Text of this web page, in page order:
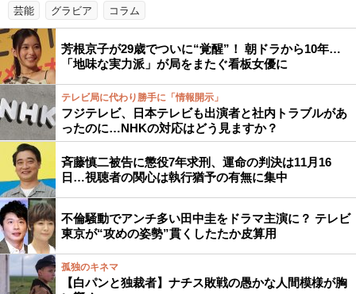
芸能 グラビア コラム
芳根京子が29歳でついに“覚醒”！ 朝ドラから10年…
「地味な実力派」が局をまたぐ看板女優に
テレビ局に代わり勝手に「情報開示」
フジテレビ、日本テレビも出演者と社内トラブルがあ
ったのに…NHKの対応はどう見ますか？
斉藤慎二被告に懲役7年求刑、運命の判決は11月16
日…視聴者の関心は執行猶予の有無に集中
不倫騒動でアンチ多い田中圭をドラマ主演に？ テレビ
東京が“攻めの姿勢”貫くしたたか皮算用
孤独のキネマ
【白パンと独裁者】ナチス敗戦の愚かな人間模様が胸